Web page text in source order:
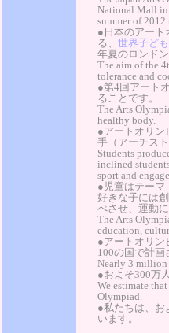
National Mall in
summer of 2012
●日本のアート
る、 世界子ど
年夏のロンド
The aim of the
tolerance and
●第4回アート
ることです。
The Arts
healthy body.
●アートオリン
手（アーチス
Students
inclined
sport and
●児童はテーマ
好きな子には
べさせ、運動
The Arts
education,
●アートオリン
100の国で計画
Nearly 3 million
●およそ300万
We estimate
Olympiad.
●私たちは、お
います。